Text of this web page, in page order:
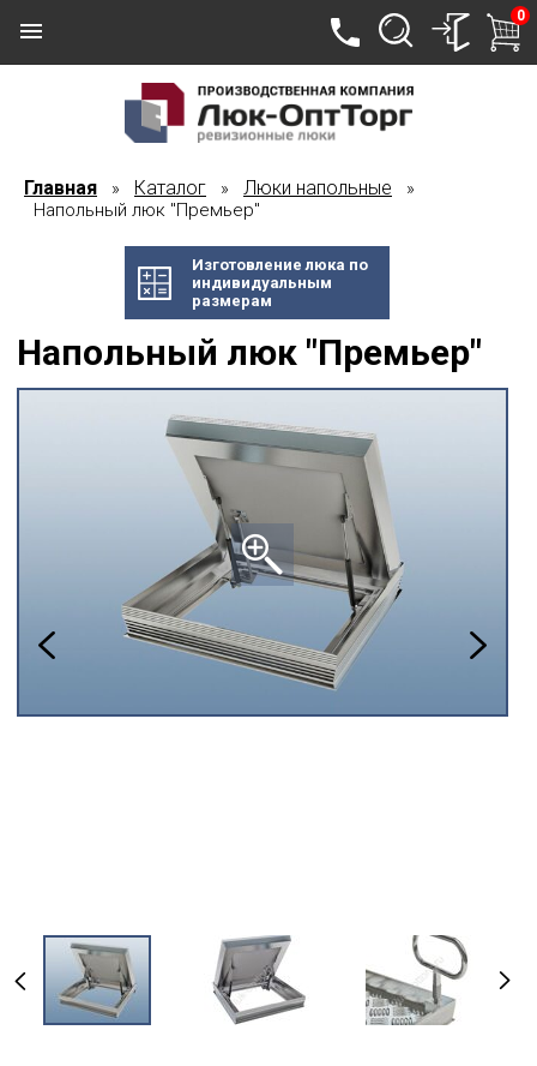
0
Главная » Каталог » Люки напольные »
Напольный люк "Премьер"
Изготовление люка по
индивидуальным
размерам
Напольный люк "Премьер"